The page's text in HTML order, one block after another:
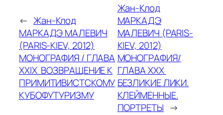
← Жан-Клод
МАРКАДЭ МАЛЕВИЧ
(PARIS-KIEV, 2012)
МОНОГРАФИЯ / ГЛАВА
XXIX ВОЗВРАЩЕНИЕ К
ПРИМИТИВИСТСКОМУ
КУБОФУТУРИЗМУ
Жан-Клод
МАРКАДЭ
МАЛЕВИЧ (PARIS-
KIEV, 2012)
МОНОГРАФИЯ/
ГЛАВА XXX
БЕЗЛИКИЕ ЛИКИ.
КЛЕЙМЕННЫЕ.
ПОРТРЕТЫ →